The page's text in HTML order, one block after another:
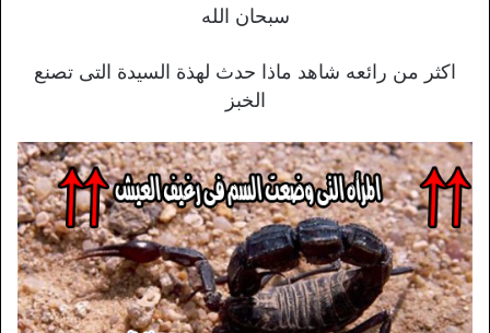
سبحان الله
اكثر من رائعه شاهد ماذا حدث لهذة السيدة التى تصنع
الخبز